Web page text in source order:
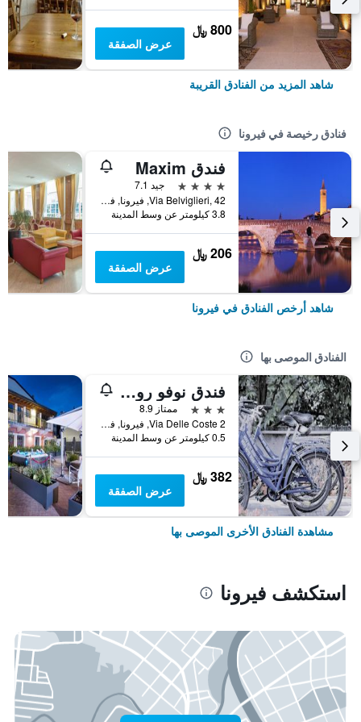
800 ﷼
عرض الصفقة
شاهد المزيد من الفنادق القريبة
فنادق رخيصة في فيرونا
فندق Maxim
4 نجوم
جيد 7.1
Via Belviglieri, 42, فيرونا, فينيتو, إيطاليا
3.8 كيلومتر عن وسط المدينة
206 ﷼
عرض الصفقة
شاهد أرخص الفنادق في فيرونا
الفنادق الموصى بها
فندق نوفو روسي
3 نجوم
ممتاز 8.9
Via Delle Coste 2, فيرونا, فينيتو, إيطاليا
0.5 كيلومتر عن وسط المدينة
382 ﷼
عرض الصفقة
مشاهدة الفنادق الأخرى الموصى بها
استكشف فيرونا